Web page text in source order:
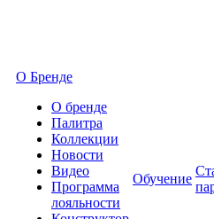
О Бренде
О бренде
Палитра
Коллекции
Новости
Видео
Программа
лояльности
Обучение